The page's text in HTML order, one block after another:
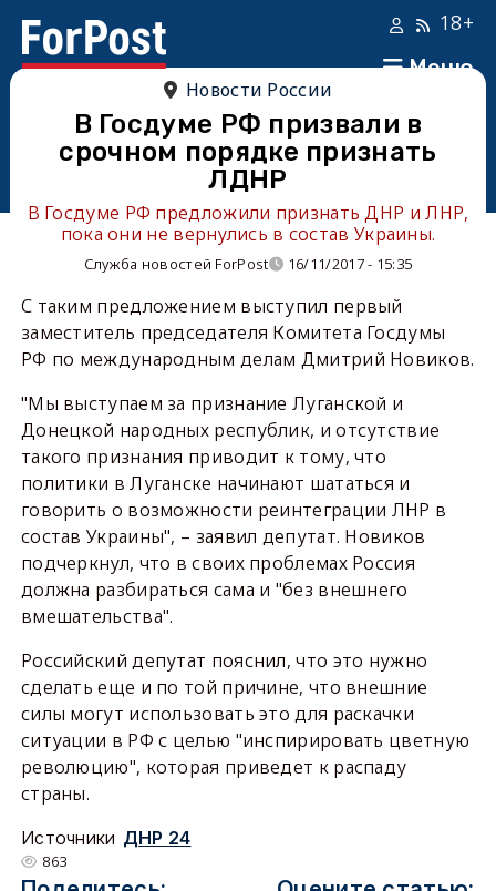
Меню
18+
Новости России
В Госдуме РФ призвали в
срочном порядке признать
ЛДНР
В Госдуме РФ предложили признать ДНР и ЛНР,
пока они не вернулись в состав Украины.
Служба новостей ForPost 16/11/2017 - 15:35
С таким предложением выступил первый
заместитель председателя Комитета Госдумы
РФ по международным делам Дмитрий Новиков.
"Мы выступаем за признание Луганской и
Донецкой народных республик, и отсутствие
такого признания приводит к тому, что
политики в Луганске начинают шататься и
говорить о возможности реинтеграции ЛНР в
состав Украины", – заявил депутат. Новиков
подчеркнул, что в своих проблемах Россия
должна разбираться сама и "без внешнего
вмешательства".
Российский депутат пояснил, что это нужно
сделать еще и по той причине, что внешние
силы могут использовать это для раскачки
ситуации в РФ с целью "инспирировать цветную
революцию", которая приведет к распаду
страны.
Источники ДНР 24
863